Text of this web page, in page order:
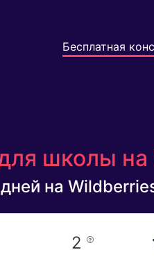
Бесплатная
школы
на
2